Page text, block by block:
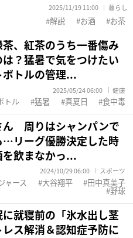
2025/11/19 11:00 暮らし
解説 お酒 お茶
、紅茶のうち一番傷み
？猛暑で気をつけたい
ボトルの管理...
2025/05/24 06:00 健康
トル 猛暑 真夏日 食中毒
ん 周りはシャンパンで
…リーグ優勝決定した時
を飲まなかっ...
2024/10/29 06:00 スポーツ
ャース 大谷翔平 田中真美子
野球
就寝前の「氷水出し茎
ス解消＆認知症予防に